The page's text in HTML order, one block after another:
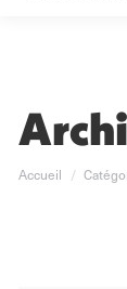
Vous êtes ici :
Accueil